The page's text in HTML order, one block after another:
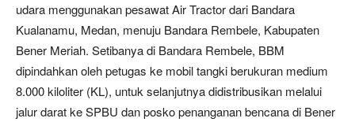
udara menggunakan pesawat Air Tractor dari Bandara
Kualanamu, Medan, menuju Bandara Rembele, Kabupaten
Bener Meriah. Setibanya di Bandara Rembele, BBM
dipindahkan oleh petugas ke mobil tangki berukuran medium
8.000 kiloliter (KL), untuk selanjutnya didistribusikan melalui
jalur darat ke SPBU dan posko penanganan bencana di Bener